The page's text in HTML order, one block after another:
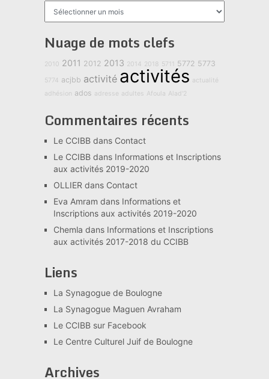
Nuage de mots clefs
2010 2011 2012 2013 2014 2018 5711 5772 5773
5774 acjbb activité activités actualité
adhésion ados adresse adultes Afoula Alad'2
Commentaires récents
Le CCIBBdans Contact
Le CCIBBdans Informations et Inscriptions
aux activités 2019-2020
OLLIER dans Contact
Eva Amram dans Informations et
Inscriptions aux activités 2019-2020
Chemla dans Informations et Inscriptions
aux activités 2017-2018 du CCIBB
Liens
La Synagogue de Boulogne
La Synagogue Maguen Avraham
Le CCIBB sur Facebook
Le Centre Culturel Juif de Boulogne
Archives